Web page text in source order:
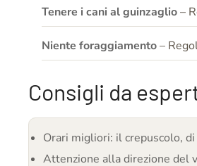
Tenere i cani al guinzaglio–
Niente foraggiamento–
Consigli da
Orari migliori: il crepuscolo,
Attenzione alla direzione del